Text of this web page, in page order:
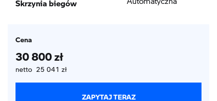
Cena
30 800 zł
netto 25 041 zł
ZAPYTAJ TERAZ